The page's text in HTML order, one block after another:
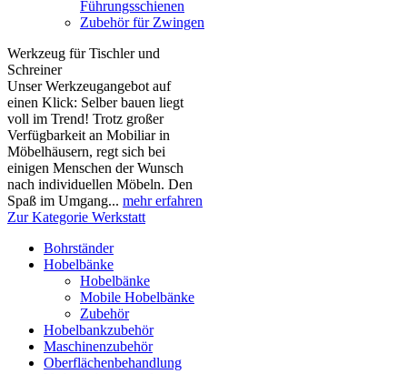
Führungsschienen
Zubehör für Zwingen
Werkzeug für Tischler und
Schreiner
Unser Werkzeugangebot auf
einen Klick: Selber bauen liegt
voll im Trend! Trotz großer
Verfügbarkeit an Mobiliar in
Möbelhäusern, regt sich bei
einigen Menschen der Wunsch
nach individuellen Möbeln. Den
Spaß im Umgang... mehr erfahren
Zur Kategorie Werkstatt
Bohrständer
Hobelbänke
Hobelbänke
Mobile Hobelbänke
Zubehör
Hobelbankzubehör
Maschinenzubehör
Oberflächenbehandlung